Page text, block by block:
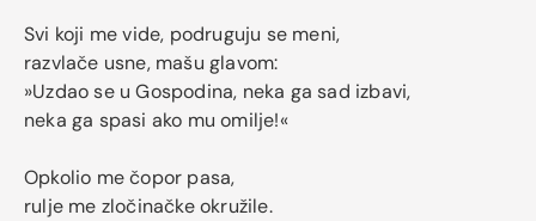
Svi koji me vide, podruguju se meni,
razvlače usne, mašu glavom:
»Uzdao se u Gospodina, neka ga sad izbavi,
neka ga spasi ako mu omilje!«
Opkolio me čopor pasa,
rulje me zločinačke okružile.